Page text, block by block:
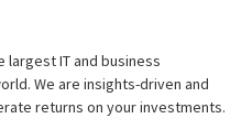
largest IT and business
We are insights-driven and
returns on your investments.